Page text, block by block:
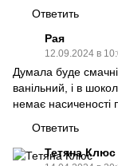
Ответить
Рая
12.09.2024 в
Думала буде
ванільний, і в
немає насиченості
Ответить
Тетяна Клюс